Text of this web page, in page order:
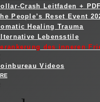
Crash Leitfaden + PDF
People’s Reset Event
Healing Trauma
Lebensstile
des inneren
Videos